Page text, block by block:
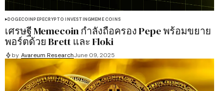
DOGECOINPEPECRYPTO INVESTINGMEME COINS
เศรษฐี Memecoin กำลังถือครอง Pepe พร้อมขยาย
พอร์ตด้วย Brett และ Floki
by Avareum ResearchJune 09, 2025